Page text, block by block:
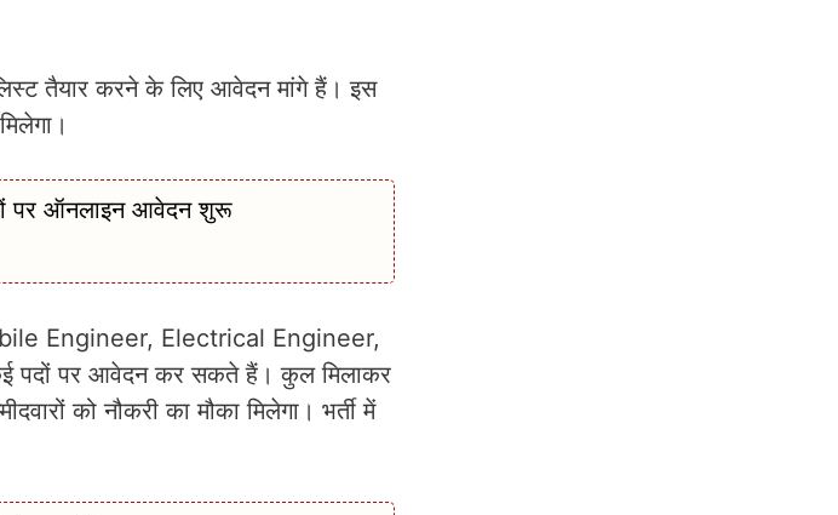
तैयार करने के लिए आवेदन मांगे हैं। इस
पर ऑनलाइन आवेदन शुरू
Engineer, Electrical Engineer,
पर आवेदन कर सकते हैं। कुल मिलाकर
को नौकरी का मौका मिलेगा। भर्ती में